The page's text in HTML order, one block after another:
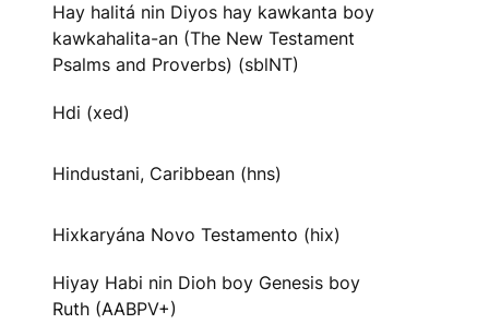
Hay halitá nin Diyos hay kawkanta boy
kawkahalita-an (The New Testament
Psalms and Proverbs) (sblNT)
Hdi (xed)
Hindustani, Caribbean (hns)
Hixkaryána Novo Testamento (hix)
Hiyay Habi nin Dioh boy Genesis boy
Ruth (AABPV+)